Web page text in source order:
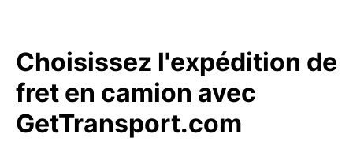
Choisissez l'expédition de
fret en camion avec
GetTransport.com